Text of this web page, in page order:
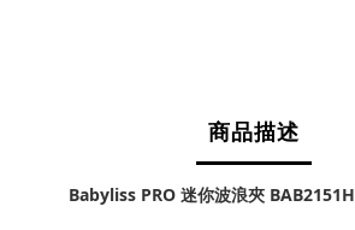
商品描述
Babyliss PRO 迷你波浪夾 BAB2151H